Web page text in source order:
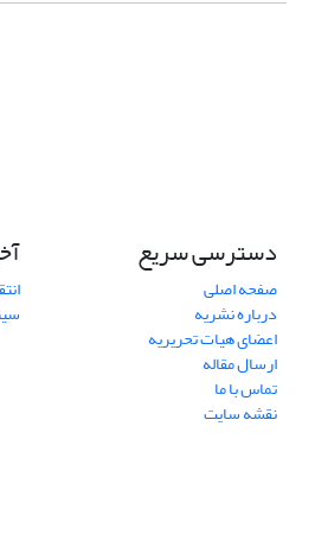
دسترسی سریع
صفحه اصلی
درباره نشریه
اعضای هیات تحریریه
ارسال مقاله
تماس با ما
نقشه سایت